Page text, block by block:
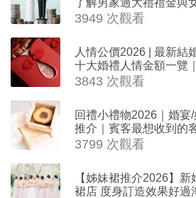
3949 次觀看
人情公價2026 | 最新結
十大婚禮人情金額一覽
法
3843 次觀看
回禮小禮物2026｜婚宴
推介｜賓客最想收到的
妹禮物（持續更新）
3799 次觀看
【姊妹裙推介2026】
裙店 度身訂造效果好